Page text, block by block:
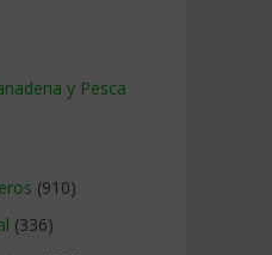
y Pesca
(910)
(336)